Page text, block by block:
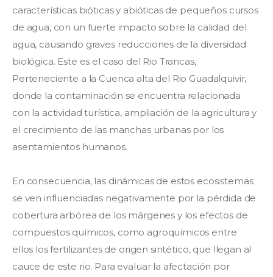
características bióticas y abióticas de pequeños cursos
de agua, con un fuerte impacto sobre la calidad del
agua, causando graves reducciones de la diversidad
biológica. Este es el caso del Rio Trancas,
Perteneciente a la Cuenca alta del Rio Guadalquivir,
donde la contaminación se encuentra relacionada
con la actividad turística, ampliación de la agricultura y
el crecimiento de las manchas urbanas por los
asentamientos humanos.
En consecuencia, las dinámicas de estos ecosistemas
se ven influenciadas negativamente por la pérdida de
cobertura arbórea de los márgenes y los efectos de
compuestos químicos, como agroquímicos entre
ellos los fertilizantes de origen sintético, que llegan al
cauce de este rio. Para evaluar la afectación por